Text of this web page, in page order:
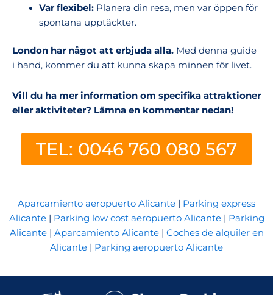
Var flexibel:Planera din resa, men var öppen för
spontana upptäckter.
London har något att erbjuda alla. Med denna guide
i hand, kommer du att kunna skapa minnen för livet.
Vill du ha mer information om specifika attraktioner
eller aktiviteter? Lämna en kommentar nedan!
TEL: 0046 760 080 567
Aparcamiento aeropuerto Alicante | Parking express
Alicante| Parking low cost aeropuerto Alicante| Parking
Alicante| Aparcamiento Alicante| Coches de alquiler en
Alicante | Parking aeropuerto Alicante